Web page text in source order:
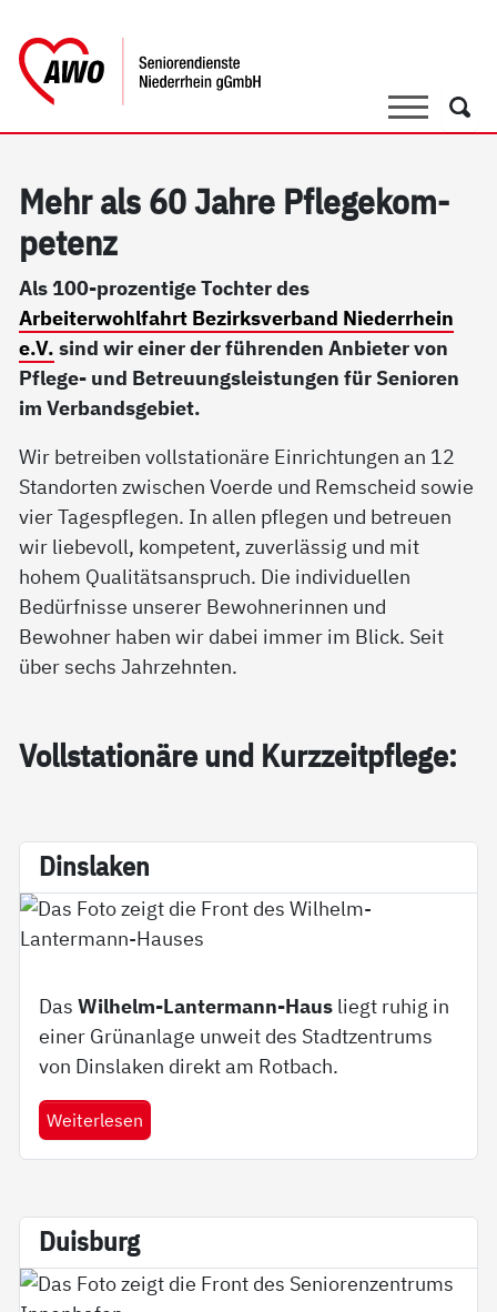
SucheSuche
Mehr als 60 Jah­re Pf­le­ge­kom­
pe­tenz
Als 100-prozentige Tochter des
Arbeiterwohlfahrt Bezirksverband Niederrhein
e.V. sind wir einer der führenden Anbieter von
Pflege- und Betreuungsleistungen für Senioren
im Verbandsgebiet.
Wir betreiben vollstationäre Einrichtungen an 12
Standorten zwischen Voerde und Remscheid sowie
vier Tagespflegen. In allen pflegen und betreuen
wir liebevoll, kompetent, zuverlässig und mit
hohem Qualitätsanspruch. Die individuellen
Bedürfnisse unserer Bewohnerinnen und
Bewohner haben wir dabei immer im Blick. Seit
über sechs Jahrzehnten.
Voll­sta­tio­nä­re und Kurz­zeitpf­le­ge:
Dins­la­ken
DasWilhelm-Lantermann-Haus liegt ruhig in
einer Grünanlage unweit des Stadtzentrums
von Dinslaken direkt am Rotbach.
Weiterlesen
Duis­burg